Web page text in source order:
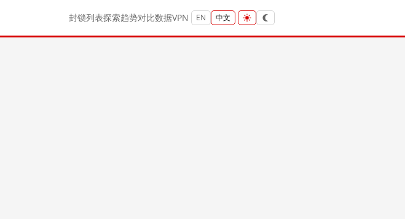
封锁列表探索趋势对比数据VPN EN 中文